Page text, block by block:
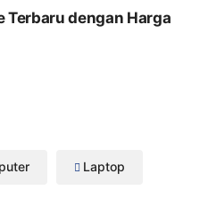
Terbaru dengan Harga
Laptop